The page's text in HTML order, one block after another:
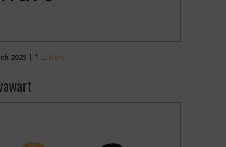
2025 | * … Mehr